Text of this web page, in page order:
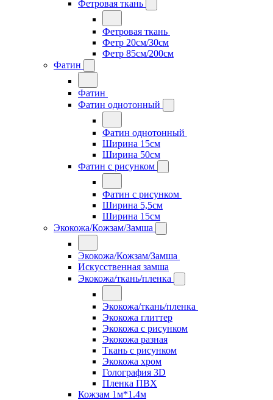
Фетровая ткань
Фетровая ткань
Фетр 20см/30см
Фетр 85см/200см
Фатин
Фатин
Фатин однотонный
Фатин однотонный
Ширина 15см
Ширина 50см
Фатин с рисунком
Фатин с рисунком
Ширина 5,5см
Ширина 15см
Экокожа/Кожзам/Замша
Экокожа/Кожзам/Замша
Искусственная замша
Экокожа/ткань/пленка
Экокожа/ткань/пленка
Экокожа глиттер
Экокожа с рисунком
Экокожа разная
Ткань с рисунком
Экокожа хром
Голография 3D
Пленка ПВХ
Кожзам 1м*1.4м